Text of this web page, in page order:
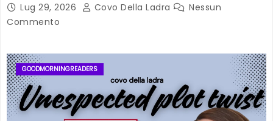
Lug 29, 2026 Covo Della Ladra
Nessun
Commento
GOODMORNINGREADERS